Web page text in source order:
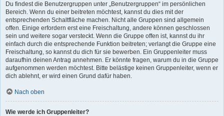
Du findest die Benutzergruppen unter „Benutzergruppen“ im persönlichen
Bereich. Wenn du einer beitreten möchtest, kannst du dies mit der
entsprechenden Schaltfläche machen. Nicht alle Gruppen sind allgemein
offen. Einige erfordern erst eine Freischaltung, andere können geschlossen
sein und weitere sogar versteckt. Wenn die Gruppe offen ist, kannst du ihr
einfach durch die entsprechende Funktion beitreten; verlangt die Gruppe eine
Freischaltung, so kannst du dich für sie bewerben. Ein Gruppenleiter muss
daraufhin deinen Antrag annehmen. Er könnte fragen, warum du in die Gruppe
aufgenommen werden möchtest. Bitte belästige keinen Gruppenleiter, wenn er
dich ablehnt, er wird einen Grund dafür haben.
Nach oben
Wie werde ich Gruppenleiter?